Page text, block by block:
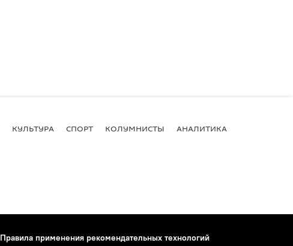
КУЛЬТУРА СПОРТ КОЛУМНИСТЫ АНАЛИТИКА
Правила применения рекомендательных технологий